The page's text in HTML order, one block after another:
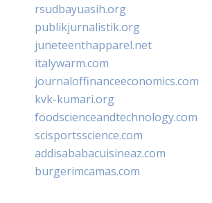
rsudbayuasih.org
publikjurnalistik.org
juneteenthapparel.net
italywarm.com
journaloffinanceeconomics.com
kvk-kumari.org
foodscienceandtechnology.com
scisportsscience.com
addisababacuisineaz.com
burgerimcamas.com